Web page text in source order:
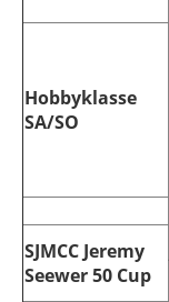
Hobbyklasse
SA/SO
SJMCC Jeremy
Seewer 50 Cup